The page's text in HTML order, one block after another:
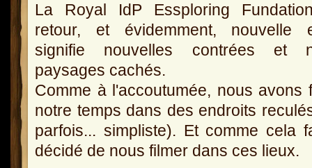
La Royal IdP Essploring
retour, et évidemment, nouvelle
signifie nouvelles contrées et
paysages cachés.
Comme à l'accoutumée, nous
notre temps dans des endroits
parfois... simpliste). Et comme cela
décidé de nous filmer dans ces lieux.